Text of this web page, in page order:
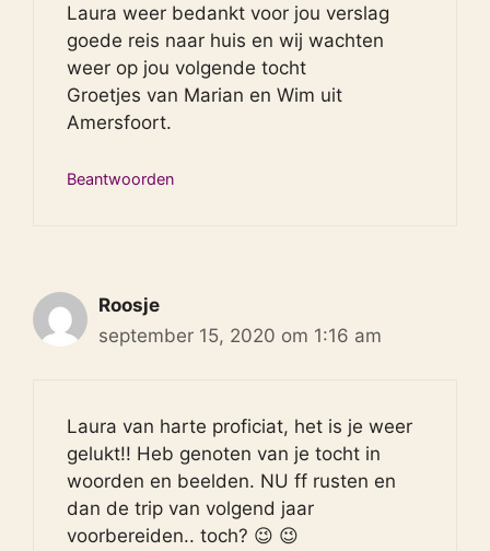
Laura weer bedankt voor jou verslag
goede reis naar huis en wij wachten
weer op jou volgende tocht
Groetjes van Marian en Wim uit
Amersfoort.
Beantwoorden
Roosje
september 15, 2020 om 1:16 am
Laura van harte proficiat, het is je weer
gelukt!! Heb genoten van je tocht in
woorden en beelden. NU ff rusten en
dan de trip van volgend jaar
voorbereiden.. toch? 😉 😉